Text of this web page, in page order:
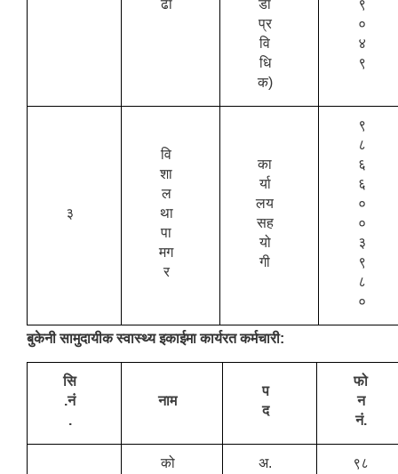
ढा
डा
प्र
वि
धि
क)
९
०
४
९
३
वि
शा
ल
था
पा
मग
र
का
र्या
लय
सह
यो
गी
९
८
६
६
०
०
३
९
८
०
बुकेनी सामुदायीक स्वास्थ्य इकाईमा कार्यरत कर्मचारी:
सि
.नं
.
नाम
प
द
फो
न
नं.
को
अ.
९८